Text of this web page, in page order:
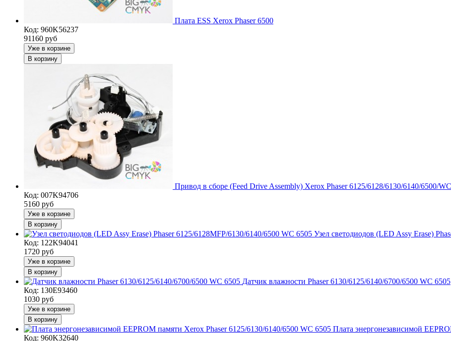
Плата ESS Xerox Phaser 6500
Код: 960K56237
91160 руб
Уже в корзине
В корзину
Привод в сборе (Feed Drive Assembly) Xerox Phaser 6125/6128/6130/6140/6500/
Код: 007K94706
5160 руб
Уже в корзине
В корзину
Узел светодиодов (LED Assy Erase)
Код: 122K94041
1720 руб
Уже в корзине
В корзину
Датчик влажности Phaser 6130/6125/6140/6700/6500 WC 6505
Код: 130E93460
1030 руб
Уже в корзине
В корзину
Плата энергонезависимой
Код: 960K32640